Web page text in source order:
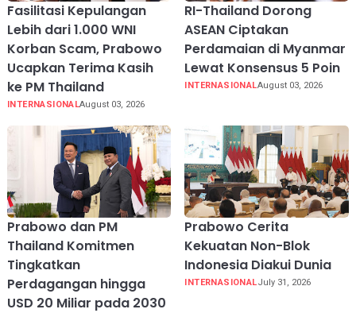
Fasilitasi Kepulangan
Lebih dari 1.000 WNI
Korban Scam, Prabowo
Ucapkan Terima Kasih
ke PM Thailand
INTERNASIONALAugust 03, 2026
RI-Thailand Dorong
ASEAN Ciptakan
Perdamaian di Myanmar
Lewat Konsensus 5 Poin
INTERNASIONALAugust 03, 2026
Prabowo dan PM
Thailand Komitmen
Tingkatkan
Perdagangan hingga
USD 20 Miliar pada 2030
Prabowo Cerita
Kekuatan Non-Blok
Indonesia Diakui Dunia
INTERNASIONALJuly 31, 2026